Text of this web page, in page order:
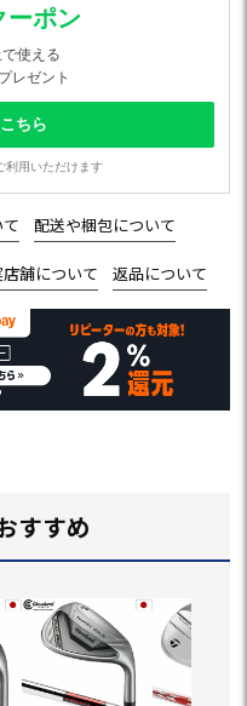
ーポン
使える
レゼント
ちら
利用いただけます
配送や梱包について
舗について 返品について
すすめ